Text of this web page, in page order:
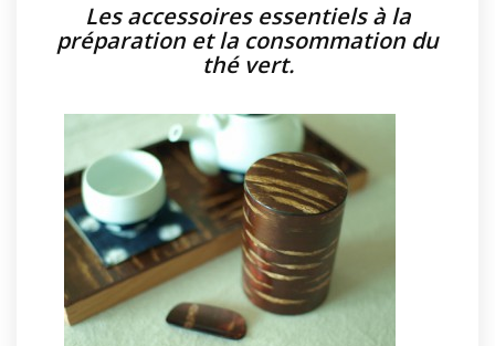
Les accessoires essentiels à la
préparation et la consommation du
thé vert.